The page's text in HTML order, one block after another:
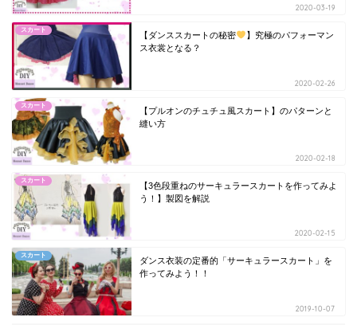
2020-03-19
スカート
【ダンススカートの秘密
】究極のパフォーマン
ス衣裳となる？
2020-02-26
スカート
【プルオンのチュチュ風スカート】のパターンと
縫い方
2020-02-18
スカート
【3色段重ねのサーキュラースカートを作ってみよ
う！】製図を解説
2020-02-15
スカート
ダンス衣装の定番的「サーキュラースカート」を
作ってみよう！！
2019-10-07